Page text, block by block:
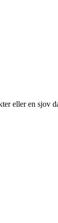
eller en sjov